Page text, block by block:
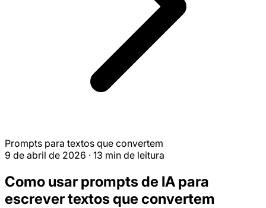
Prompts para textos que convertem
9 de abril de 2026 · 13 min de leitura
Como usar prompts de IA para
escrever textos que convertem